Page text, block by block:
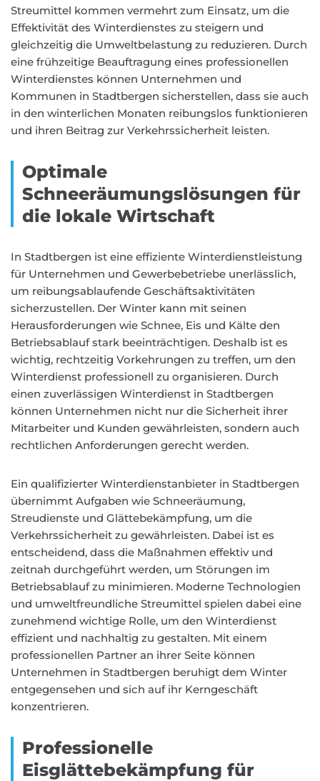
Streumittel kommen vermehrt zum Einsatz, um die
Effektivität des Winterdienstes zu steigern und
gleichzeitig die Umweltbelastung zu reduzieren. Durch
eine frühzeitige Beauftragung eines professionellen
Winterdienstes können Unternehmen und
Kommunen in Stadtbergen sicherstellen, dass sie auch
in den winterlichen Monaten reibungslos funktionieren
und ihren Beitrag zur Verkehrssicherheit leisten.
Optimale
Schneeräumungslösungen für
die lokale Wirtschaft
In Stadtbergen ist eine effiziente Winterdienstleistung
für Unternehmen und Gewerbebetriebe unerlässlich,
um reibungsablaufende Geschäftsaktivitäten
sicherzustellen. Der Winter kann mit seinen
Herausforderungen wie Schnee, Eis und Kälte den
Betriebsablauf stark beeinträchtigen. Deshalb ist es
wichtig, rechtzeitig Vorkehrungen zu treffen, um den
Winterdienst professionell zu organisieren. Durch
einen zuverlässigen Winterdienst in Stadtbergen
können Unternehmen nicht nur die Sicherheit ihrer
Mitarbeiter und Kunden gewährleisten, sondern auch
rechtlichen Anforderungen gerecht werden.
Ein qualifizierter Winterdienstanbieter in Stadtbergen
übernimmt Aufgaben wie Schneeräumung,
Streudienste und Glättebekämpfung, um die
Verkehrssicherheit zu gewährleisten. Dabei ist es
entscheidend, dass die Maßnahmen effektiv und
zeitnah durchgeführt werden, um Störungen im
Betriebsablauf zu minimieren. Moderne Technologien
und umweltfreundliche Streumittel spielen dabei eine
zunehmend wichtige Rolle, um den Winterdienst
effizient und nachhaltig zu gestalten. Mit einem
professionellen Partner an ihrer Seite können
Unternehmen in Stadtbergen beruhigt dem Winter
entgegensehen und sich auf ihr Kerngeschäft
konzentrieren.
Professionelle
Eisglättebekämpfung für